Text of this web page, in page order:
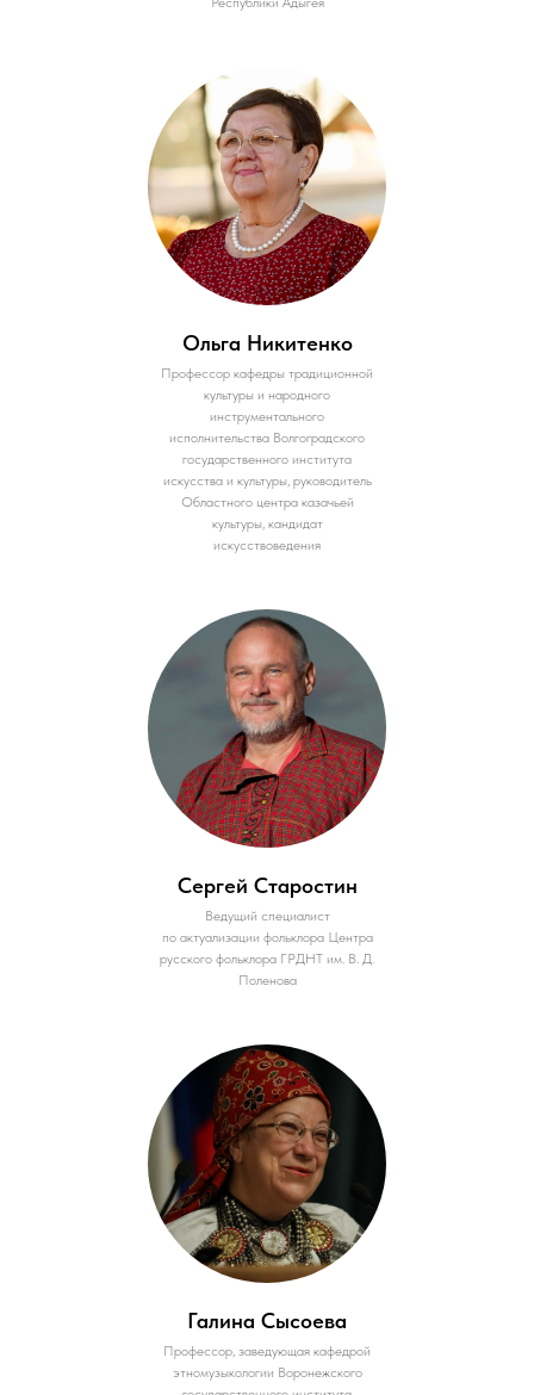
Ольга Никитенко
Профессор кафедры традиционной
культуры и народного
инструментального
исполнительства Волгоградского
государственного института
искусства и культуры, руководитель
Областного центра казачьей
культуры, кандидат
искусствоведения
Сергей Старостин
Ведущий специалист
по актуализации фольклора Центра
русского фольклора ГРДНТ им. В. Д.
Поленова
Галина Сысоева
Профессор, заведующая кафедрой
этномузыкологии Воронежского